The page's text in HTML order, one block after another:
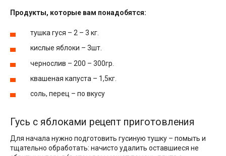
Продукты, которые вам понадобятся:
тушка гуся – 2 – 3 кг.
кислые яблоки – 3шт.
чернослив – 200 – 300гр.
квашеная капуста – 1,5кг.
соль, перец – по вкусу
Гусь с яблоками рецепт приготовления
Для начала нужно подготовить гусиную тушку – помыть и
тщательно обработать: начисто удалить оставшиеся не